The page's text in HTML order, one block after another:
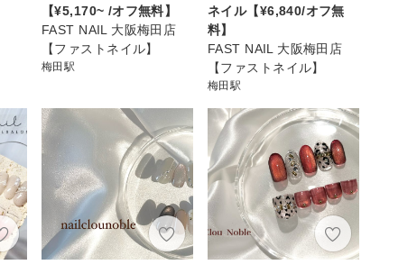
【¥5,170~ /オフ無料】
FAST NAIL 大阪梅田店
【ファストネイル】
梅田駅
ネイル【¥6,840/オフ無
料】
FAST NAIL 大阪梅田店
【ファストネイル】
梅田駅